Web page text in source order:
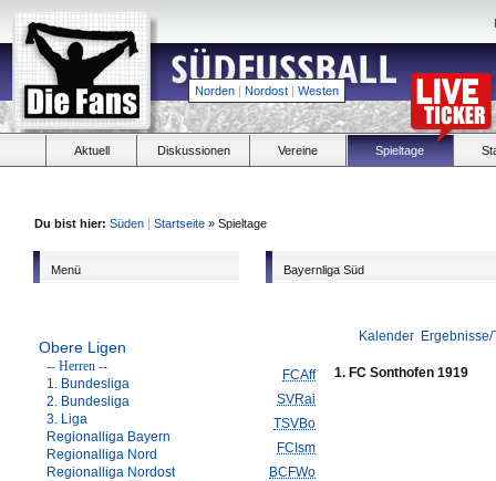
Norden | Nordost | Westen
Aktuell Diskussionen Vereine Spieltage
Du bist hier: Süden | Startseite » Spieltage
Menü
Obere Ligen
-- Herren --
1. Bundesliga
2. Bundesliga
3. Liga
Regionalliga Bayern
Regionalliga Nord
Regionalliga Nordost
Bayernliga Süd
Kalender
FCAff
SVRai
TSVBo
FCIsm
BCFWo
1. FC Sonthofen 1919